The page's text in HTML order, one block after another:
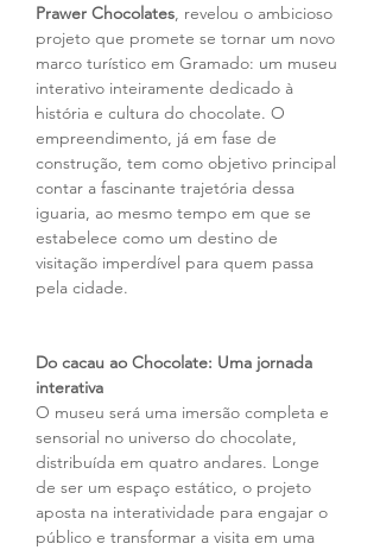
Prawer Chocolates, revelou o ambicioso
projeto que promete se tornar um novo
marco turístico em Gramado: um museu
interativo inteiramente dedicado à
história e cultura do chocolate. O
empreendimento, já em fase de
construção, tem como objetivo principal
contar a fascinante trajetória dessa
iguaria, ao mesmo tempo em que se
estabelece como um destino de
visitação imperdível para quem passa
pela cidade.
Do cacau ao Chocolate: Uma jornada
interativa
O museu será uma imersão completa e
sensorial no universo do chocolate,
distribuída em quatro andares. Longe
de ser um espaço estático, o projeto
aposta na interatividade para engajar o
público e transformar a visita em uma